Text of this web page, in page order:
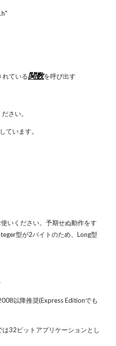
れている関数を呼び出す
さい。
ています。
ください。予期せぬ動作をす
型が2バイトのため、Long型
以降推奨(Express Editionでも
32ビットアプリケーションとし